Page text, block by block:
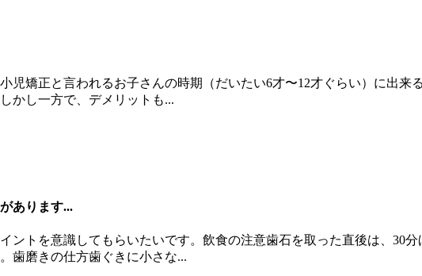
矯正と言われるお子さんの時期（だいたい6才〜12才ぐらい）に出来
かし一方で、デメリットも...
あります...
ントを意識してもらいたいです。飲食の注意歯石を取った直後は、30
歯磨きの仕方歯ぐきに小さな...